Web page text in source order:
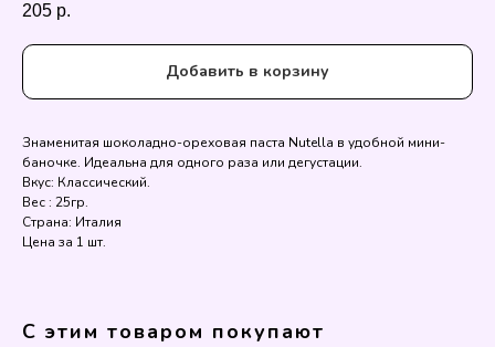
205 р.
Добавить в корзину
Знаменитая шоколадно-ореховая паста Nutella в удобной мини-
баночке. Идеальна для одного раза или дегустации.
Вкус: Классический.
Вес : 25гр.
Страна: Италия
Цена за 1 шт.
С этим товаром покупают